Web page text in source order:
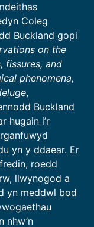
Coleg
Buckland gopi
on the
fissures, and
phenomena,
,
Buckland
hugain i’r
yn y ddaear. Er
roedd
llwynogod a
yn meddwl bod
nhw’n